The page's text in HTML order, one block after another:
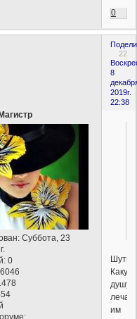
0
22
8
2019г.
22:38
: Суббота, 23
0
6046
Какую
душу
лечат,
им